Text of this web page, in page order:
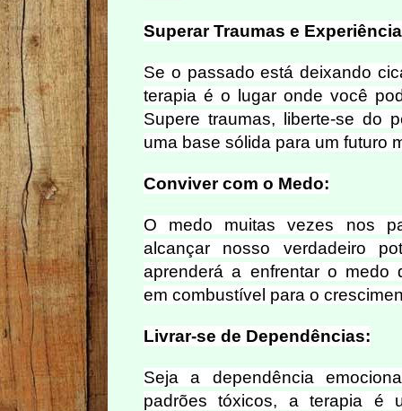
Superar Traumas e
Se o passado está deixando
terapia é o lugar onde você
Supere traumas, liberte-se do
uma base sólida para um futuro
Conviver com o Medo:
O medo muitas vezes nos
alcançar nosso verdadeiro
aprenderá a enfrentar o medo
em combustível para o
Livrar-se de Dependências:
Seja a dependência
padrões tóxicos, a terapia é